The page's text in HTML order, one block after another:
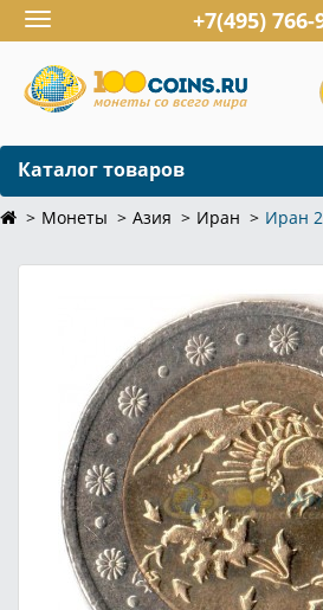
Toggle
navigation
+7(495) 766-
Каталог товаров
Монеты Азия Иран Иран